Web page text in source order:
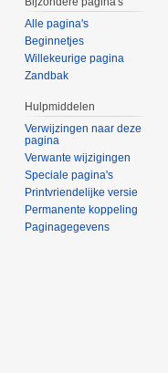
Alle pagina's
Beginnetjes
Willekeurige pagina
Zandbak
Hulpmiddelen
Verwijzingen naar deze
pagina
Verwante wijzigingen
Speciale pagina's
Printvriendelijke versie
Permanente koppeling
Paginagegevens